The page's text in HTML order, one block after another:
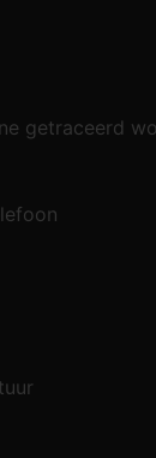
getraceerd